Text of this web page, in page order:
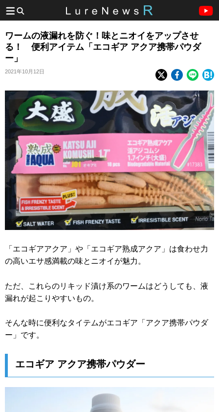
ワームの液漏れを防ぐ！味とニオイをアップさせ
る！ 便利アイテム「エコギア アクア携帯パウダ
ー」
2021年10月12日
「エコギアアクア」や「エコギア熟成アクア」は食わせ力
の高いエサ感満載の味とニオイが魅力。
ただ、これらのリキッド漬け系のワームはどうしても、液
漏れが起こりやすいもの。
そんな時に便利なタイテムがエコギア「アクア携帯パウダ
ー」です。
エコギア アクア携帯パウダー